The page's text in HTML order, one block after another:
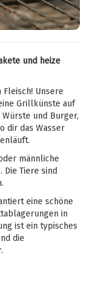
und heize
Unsere
Grillkünste auf
und Burger,
dir das Wasser
männliche
Tiere sind
eine schöne
in
ist ein typisches
die